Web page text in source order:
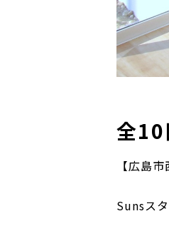
全10
【広島市
Sunsス